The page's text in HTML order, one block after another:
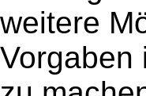
weitere
Vorgaben